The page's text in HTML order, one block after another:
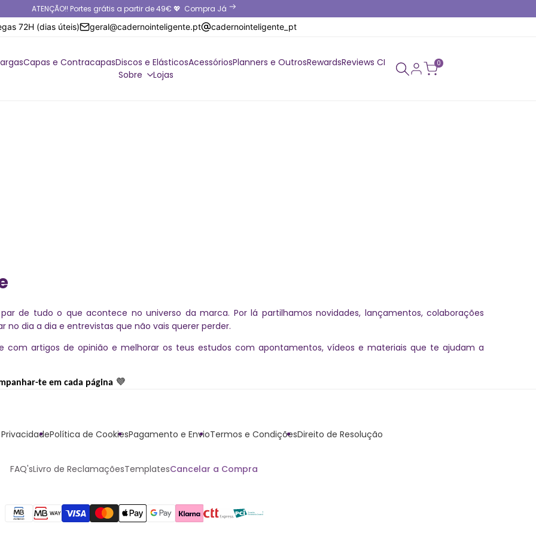
ATENÇÃO!! Portes grátis a partir de 49€ 💖 Compra Já
72H (dias úteis)
geral@cadernointeligente.pt cadernointeligente_pt
Capas e ContracapasDiscos e ElásticosAcessóriosPlanners e OutrosRewardsReviews CI
Sobre
Lojas
0
de tudo o que acontece no universo da marca. Por lá partilhamos novidades, lançamentos, colaborações
dia a dia e entrevistas que não vais querer perder.
com artigos de opinião e melhorar os teus estudos com apontamentos, vídeos e materiais que te ajudam a
te em cada página 💜
Política de CookiesPagamento e EnvioTermos e CondiçõesDireito de Resolução
FAQ'sLivro de ReclamaçõesTemplatesCancelar a Compra